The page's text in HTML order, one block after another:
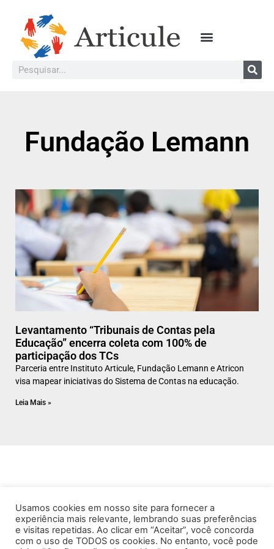
Fundação Lemann
Levantamento “Tribunais de Contas pela
Educação” encerra coleta com 100% de
participação dos TCs
Parceria entre Instituto Articule, Fundação Lemann e Atricon
visa mapear iniciativas do Sistema de Contas na educação.
Leia Mais »
Usamos cookies em nosso site para fornecer a
experiência mais relevante, lembrando suas preferências
e visitas repetidas. Ao clicar em “Aceitar”, você concorda
com o uso de TODOS os cookies. No entanto, você pode